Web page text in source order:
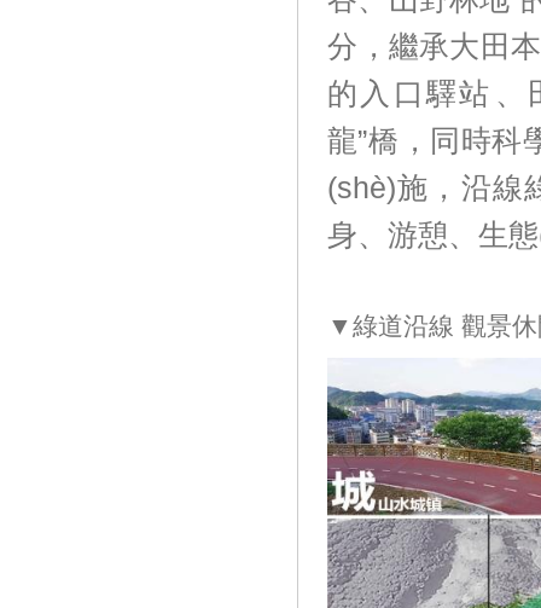
分，繼承
的入口驛站
龍”橋，同
(shè)施，沿線
身、游憩、生
▼綠道沿線 觀景